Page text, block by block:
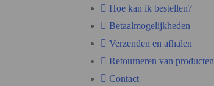
Hoe kan ik bestellen?
Betaalmogelijkheden
Verzenden en afhalen
Retourneren van producten
Contact